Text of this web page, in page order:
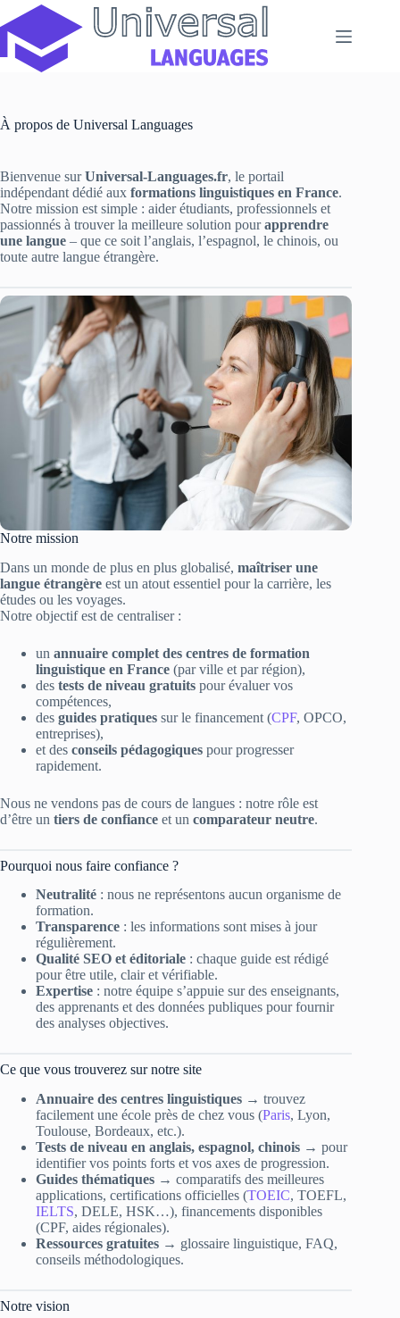
Passer
au
contenu
À propos de Universal Languages
Bienvenue surUniversal-Languages.fr, le portail
indépendant dédié aux formations linguistiques en France.
Notre mission est simple : aider étudiants, professionnels et
passionnés à trouver la meilleure solution pourapprendre
une langue – que ce soit l’anglais, l’espagnol, le chinois, ou
toute autre langue étrangère.
Notre mission
Dans un monde de plus en plus globalisé, maîtriser une
langue étrangère est un atout essentiel pour la carrière, les
études ou les voyages.
Notre objectif est de centraliser :
un annuaire complet des centres de formation
linguistique en France (par ville et par région),
des tests de niveau gratuits pour évaluer vos
compétences,
des guides pratiques sur le financement (CPF, OPCO,
entreprises),
et des conseils pédagogiques pour progresser
rapidement.
Nous ne vendons pas de cours de langues : notre rôle est
d’être un tiers de confiance et un comparateur neutre.
Pourquoi nous faire confiance ?
Neutralité : nous ne représentons aucun organisme de
formation.
Transparence : les informations sont mises à jour
régulièrement.
Qualité SEO et éditoriale : chaque guide est rédigé
pour être utile, clair et vérifiable.
Expertise : notre équipe s’appuie sur des enseignants,
des apprenants et des données publiques pour fournir
des analyses objectives.
Ce que vous trouverez sur notre site
Annuaire des centres linguistiques → trouvez
facilement une école près de chez vous (Paris, Lyon,
Toulouse, Bordeaux, etc.).
Tests de niveau en anglais, espagnol, chinois → pour
identifier vos points forts et vos axes de progression.
Guides thématiques → comparatifs des meilleures
applications, certifications officielles (TOEIC, TOEFL,
IELTS, DELE, HSK…), financements disponibles
(CPF, aides régionales).
Ressources gratuites → glossaire linguistique, FAQ,
conseils méthodologiques.
Notre vision